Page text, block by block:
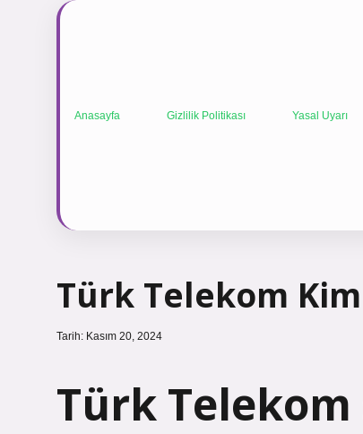
Anasayfa Gizlilik Politikası Yasal Uyarı
Türk Telekom Kim
Tarih: Kasım 20, 2024
Türk